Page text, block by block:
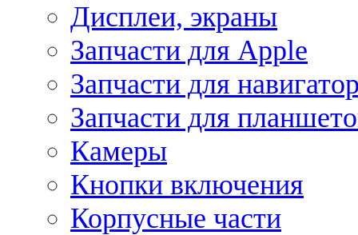
Дисплеи, экраны
Запчасти для Apple
Запчасти для
Запчасти для
Камеры
Кнопки включения
Корпусные части